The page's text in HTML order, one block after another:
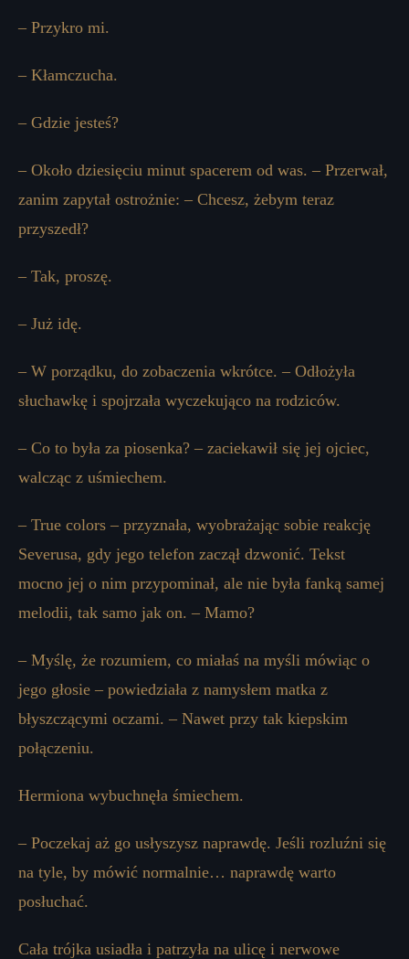
– Przykro mi.
– Kłamczucha.
– Gdzie jesteś?
– Około dziesięciu minut spacerem od was. – Przerwał,
zanim zapytał ostrożnie: – Chcesz, żebym teraz
przyszedł?
– Tak, proszę.
– Już idę.
– W porządku, do zobaczenia wkrótce. – Odłożyła
słuchawkę i spojrzała wyczekująco na rodziców.
– Co to była za piosenka? – zaciekawił się jej ojciec,
walcząc z uśmiechem.
– True colors – przyznała, wyobrażając sobie reakcję
Severusa, gdy jego telefon zaczął dzwonić. Tekst
mocno jej o nim przypominał, ale nie była fanką samej
melodii, tak samo jak on. – Mamo?
– Myślę, że rozumiem, co miałaś na myśli mówiąc o
jego głosie – powiedziała z namysłem matka z
błyszczącymi oczami. – Nawet przy tak kiepskim
połączeniu.
Hermiona wybuchnęła śmiechem.
– Poczekaj aż go usłyszysz naprawdę. Jeśli rozluźni się
na tyle, by mówić normalnie… naprawdę warto
posłuchać.
Cała trójka usiadła i patrzyła na ulicę i nerwowe